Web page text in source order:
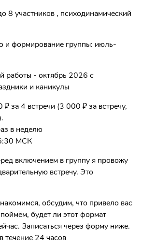
8 участников , психодинамический
и формирование группы: июль-
работы - октябрь 2026 с
и каникулы
за 4 встречи (3 000 ₽ за встречу,
раз в неделю
МСК
включением в группу я провожу
встречу. Это
обсудим, что привело вас
будет ли этот формат
Записаться через форму ниже.
течение 24 часов